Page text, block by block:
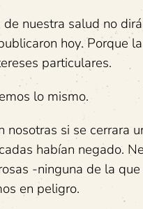
nuestra salud no
hoy. Porque
particulares.
lo mismo.
nosotras si se
habían negado.
-ninguna de la
en peligro.